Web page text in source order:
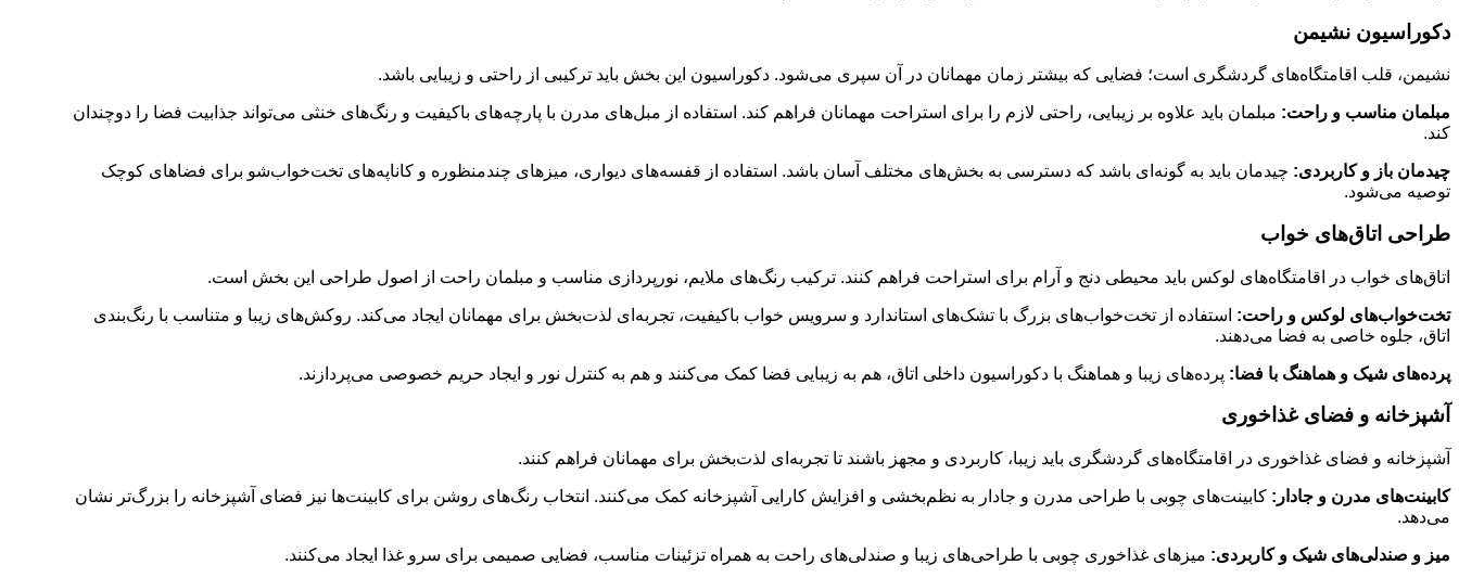
دکوراسیون نشیمن
نشیمن، قلب اقامتگاه‌های گردشگری است؛ فضایی که بیشتر زمان مهمانان در آن سپری می‌شود. دکوراسیون این بخش باید ترکیبی از راحتی و زیبایی باشد.
مبلمان مناسب و راحت: مبلمان باید علاوه بر زیبایی، راحتی لازم را برای استراحت مهمانان فراهم کند. استفاده از مبل‌های مدرن با پارچه‌های باکیفیت و رنگ‌های خنثی می‌تواند جذابیت فضا را دوچندان
کند.
چیدمان باز و کاربردی: چیدمان باید به گونه‌ای باشد که دسترسی به بخش‌های مختلف آسان باشد. استفاده از قفسه‌های دیواری، میزهای چندمنظوره و کاناپه‌های تخت‌خواب‌شو برای فضاهای کوچک
توصیه می‌شود.
طراحی اتاق‌های خواب
اتاق‌های خواب در اقامتگاه‌های لوکس باید محیطی دنج و آرام برای استراحت فراهم کنند. ترکیب رنگ‌های ملایم، نورپردازی مناسب و مبلمان راحت از اصول طراحی این بخش است.
تخت‌خواب‌های لوکس و راحت: استفاده از تخت‌خواب‌های بزرگ با تشک‌های استاندارد و سرویس خواب باکیفیت، تجربه‌ای لذت‌بخش برای مهمانان ایجاد می‌کند. روکش‌های زیبا و متناسب با رنگ‌بندی
اتاق، جلوه خاصی به فضا می‌دهند.
پرده‌های شیک و هماهنگ با فضا: پرده‌های زیبا و هماهنگ با دکوراسیون داخلی اتاق، هم به زیبایی فضا کمک می‌کنند و هم به کنترل نور و ایجاد حریم خصوصی می‌پردازند.
آشپزخانه و فضای غذاخوری
آشپزخانه و فضای غذاخوری در اقامتگاه‌های گردشگری باید زیبا، کاربردی و مجهز باشند تا تجربه‌ای لذت‌بخش برای مهمانان فراهم کنند.
کابینت‌های مدرن و جادار: کابینت‌های چوبی با طراحی مدرن و جادار به نظم‌بخشی و افزایش کارایی آشپزخانه کمک می‌کنند. انتخاب رنگ‌های روشن برای کابینت‌ها نیز فضای آشپزخانه را بزرگ‌تر نشان
می‌دهد.
میز و صندلی‌های شیک و کاربردی: میزهای غذاخوری چوبی با طراحی‌های زیبا و صندلی‌های راحت به همراه تزئینات مناسب، فضایی صمیمی برای سرو غذا ایجاد می‌کنند.